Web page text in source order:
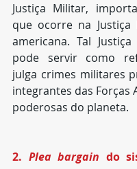
Justiça Militar,
que ocorre na
americana. Tal Justiça
pode servir como
julga crimes militares
integrantes das Forças
poderosas do planeta.
2. Plea bargain do